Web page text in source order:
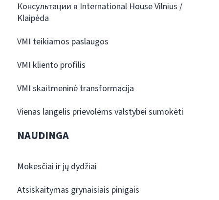
Консультации в International House Vilnius /
Klaipėda
VMI teikiamos paslaugos
VMI kliento profilis
VMI skaitmeninė transformacija
Vienas langelis prievolėms valstybei sumokėti
NAUDINGA
Mokesčiai ir jų dydžiai
Atsiskaitymas grynaisiais pinigais